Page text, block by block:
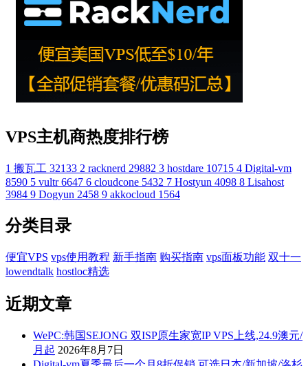
VPS主机商热度排行榜
1 搬瓦工 32133 2 racknerd 29882 3 hostdare 10715 4 Digital-vm
8590 5 vultr 6647 6 cloudcone 5432 7 Hostyun 4098 8 Lisahost
3984 9 Dogyun 2458 9 akkocloud 1564
分类目录
便宜VPS vps使用教程 新手指南 购买指南 vps面板功能 双十一
lowendtalk hostloc精选
近期文章
WePC:韩国SEJONG 双ISP原生家宽IP VPS上线,24.9澳元/
月起 2026年8月7日